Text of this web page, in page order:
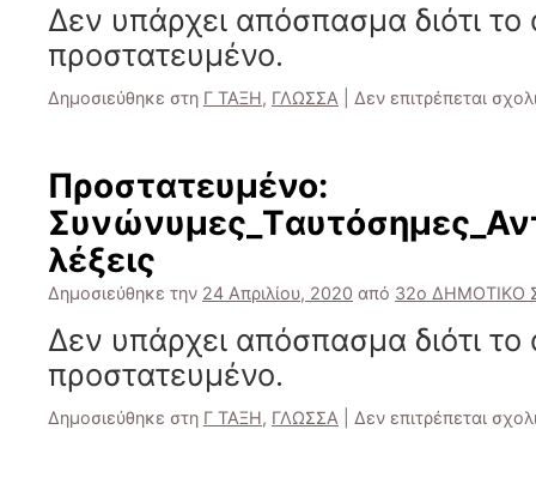
Δεν υπάρχει απόσπασμα διότι το
προστατευμένο.
Δημοσιεύθηκε στη Γ ΤΑΞΗ, ΓΛΩΣΣΑ Δεν επιτρέπεται
Πρoστατευμένο:
λέξεις
Δημοσιεύθηκε την 24 Απριλίου, 2020 από 32ο ΔΗΜΟΤΙΚΟ
Δεν υπάρχει απόσπασμα διότι το
προστατευμένο.
Δημοσιεύθηκε στη Γ ΤΑΞΗ, ΓΛΩΣΣΑ Δεν επιτρέπεται